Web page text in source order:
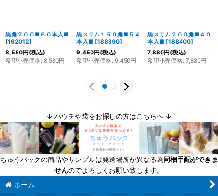
黒角２００■６０本入■
[162012]
8,580円(税込)
希望小売価格: 8,580円
黒スリム１５０角■５４
本入■ [188390]
9,450円(税込)
希望小売価格: 9,450円
黒スリム２００角■４０
本入■ [188400]
7,880円(税込)
希望小売価格: 7,880円
↓ パウチや袋をお探しの方はこちらへ ↓
ちゅうパックの商品やサンプルは発送場所が異なる為同梱手配ができま
せんのでよろしくお願い致します。
ホーム